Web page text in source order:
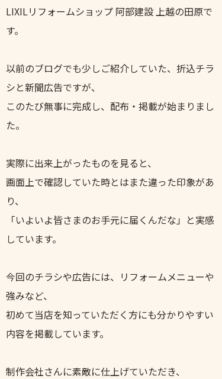
LIXILリフォームショップ 阿部建設 上越の田原で
す。
以前のブログでも少しご紹介していた、折込チラ
シと新聞広告ですが、
このたび無事に完成し、配布・掲載が始まりまし
た。
実際に出来上がったものを見ると、
画面上で確認していた時とはまた違った印象があ
り、
「いよいよ皆さまのお手元に届くんだな」と実感
しています。
今回のチラシや広告には、リフォームメニューや
強みなど、
初めて当店を知っていただく方にも分かりやすい
内容を掲載しています。
制作会社さんに素敵に仕上げていただき、